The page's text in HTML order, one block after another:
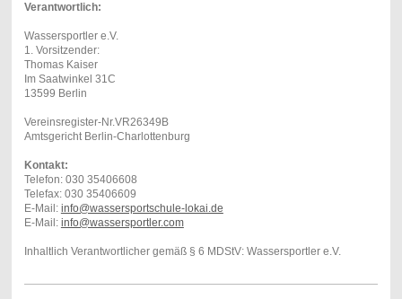
Verantwortlich:
Wassersportler e.V.
1. Vorsitzender:
Thomas Kaiser
Im Saatwinkel 31C
13599 Berlin
Vereinsregister-Nr.VR26349B
Amtsgericht Berlin-Charlottenburg
Kontakt:
Telefon: 030 35406608
Telefax: 030 35406609
E-Mail: info@wassersportschule-lokai.de
E-Mail: info@wassersportler.com
Inhaltlich Verantwortlicher gemäß § 6 MDStV: Wassersportler e.V.